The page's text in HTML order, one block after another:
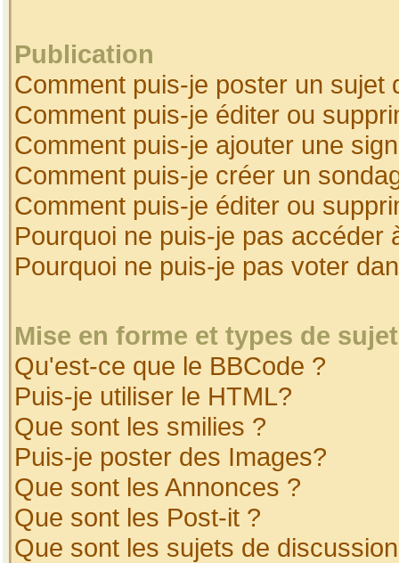
Publication
Comment puis-je poster un sujet
Comment puis-je éditer ou
Comment puis-je ajouter une
Comment puis-je créer un
Comment puis-je éditer ou
Pourquoi ne puis-je pas accéder
Pourquoi ne puis-je pas voter
Mise en forme et types de
Qu'est-ce que le BBCode ?
Puis-je utiliser le HTML?
Que sont les smilies ?
Puis-je poster des Images?
Que sont les Annonces ?
Que sont les Post-it ?
Que sont les sujets de